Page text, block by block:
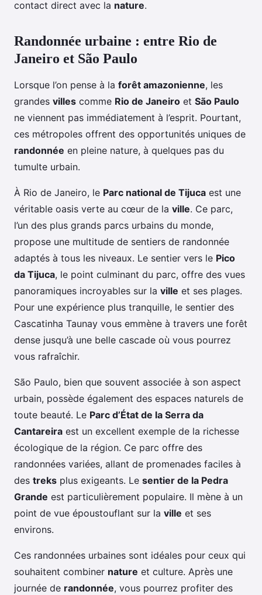
contact direct avec la nature.
Randonnée urbaine : entre Rio de
Janeiro et São Paulo
Lorsque l’on pense à la forêt amazonienne, les
grandes villes comme Rio de Janeiro et São Paulo
ne viennent pas immédiatement à l’esprit. Pourtant,
ces métropoles offrent des opportunités uniques de
randonnée en pleine nature, à quelques pas du
tumulte urbain.
À Rio de Janeiro, le Parc national de Tijuca est une
véritable oasis verte au cœur de la ville. Ce parc,
l’un des plus grands parcs urbains du monde,
propose une multitude de sentiers de randonnée
adaptés à tous les niveaux. Le sentier vers le Pico
da Tijuca, le point culminant du parc, offre des vues
panoramiques incroyables sur la ville et ses plages.
Pour une expérience plus tranquille, le sentier des
Cascatinha Taunay vous emmène à travers une forêt
dense jusqu’à une belle cascade où vous pourrez
vous rafraîchir.
São Paulo, bien que souvent associée à son aspect
urbain, possède également des espaces naturels de
toute beauté. Le Parc d’État de la Serra da
Cantareira est un excellent exemple de la richesse
écologique de la région. Ce parc offre des
randonnées variées, allant de promenades faciles à
des treks plus exigeants. Le sentier de la Pedra
Grande est particulièrement populaire. Il mène à un
point de vue époustouflant sur la ville et ses
environs.
Ces randonnées urbaines sont idéales pour ceux qui
souhaitent combiner nature et culture. Après une
journée de randonnée, vous pourrez profiter des